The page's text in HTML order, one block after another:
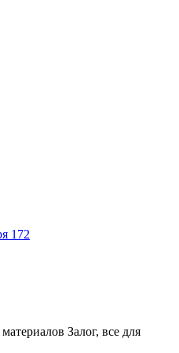
172
Залог, все для